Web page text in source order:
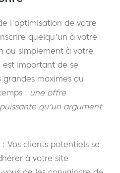
l'optimisation de votre
quelqu'un à votre
ou simplement à votre
important de se
maximes du
: une offre
qu'un argument
Vos clients potentiels se
à votre site